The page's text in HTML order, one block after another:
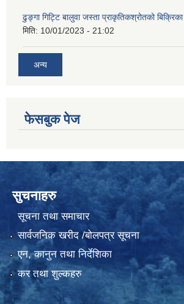
ढुङ्गा गिट्टि बालुवा जस्ता प्राकृतिकश्रोतको बिक्रिका
मिति: 10/01/2023 - 21:02
अन्य
फेसबुक पेज
सुचनाहरु
सूचना तथा समाचार
सार्वजनिक खरीद /बोलपत्र सूचना
एन, कानुन तथा निर्देशिका
कर तथा शुल्कहरु